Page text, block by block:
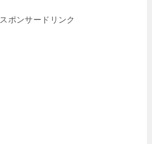
スポンサードリンク